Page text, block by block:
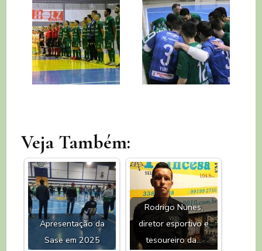
Veja Também:
Apresentação da
Sase em 2025
Rodrigo Nunes,
diretor esportivo e
tesoureiro da…